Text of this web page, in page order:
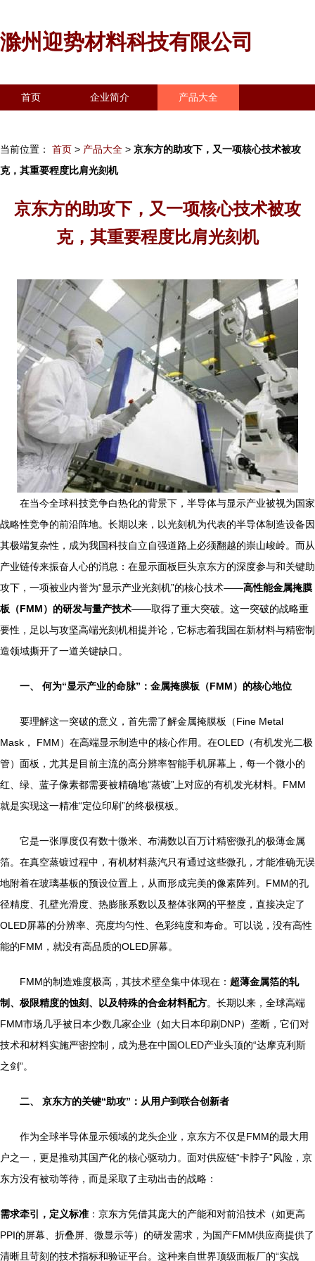
滁州迎势材料科技有限公司
首页 企业简介 产品大全
当前位置： 首页 > 产品大全 > 京东方的助攻下，又一项核心技术被攻
克，其重要程度比肩光刻机
京东方的助攻下，又一项核心技术被攻
克，其重要程度比肩光刻机
在当今全球科技竞争白热化的背景下，半导体与显示产业被视为国家
战略性竞争的前沿阵地。长期以来，以光刻机为代表的半导体制造设备因
其极端复杂性，成为我国科技自立自强道路上必须翻越的崇山峻岭。而从
产业链传来振奋人心的消息：在显示面板巨头京东方的深度参与和关键助
攻下，一项被业内誉为“显示产业光刻机”的核心技术——高性能金属掩膜
板（FMM）的研发与量产技术——取得了重大突破。这一突破的战略重
要性，足以与攻坚高端光刻机相提并论，它标志着我国在新材料与精密制
造领域撕开了一道关键缺口。
一、 何为“显示产业的命脉”：金属掩膜板（FMM）的核心地位
要理解这一突破的意义，首先需了解金属掩膜板（Fine Metal
Mask， FMM）在高端显示制造中的核心作用。在OLED（有机发光二极
管）面板，尤其是目前主流的高分辨率智能手机屏幕上，每一个微小的
红、绿、蓝子像素都需要被精确地“蒸镀”上对应的有机发光材料。FMM
就是实现这一精准“定位印刷”的终极模板。
它是一张厚度仅有数十微米、布满数以百万计精密微孔的极薄金属
箔。在真空蒸镀过程中，有机材料蒸汽只有通过这些微孔，才能准确无误
地附着在玻璃基板的预设位置上，从而形成完美的像素阵列。FMM的孔
径精度、孔壁光滑度、热膨胀系数以及整体张网的平整度，直接决定了
OLED屏幕的分辨率、亮度均匀性、色彩纯度和寿命。可以说，没有高性
能的FMM，就没有高品质的OLED屏幕。
FMM的制造难度极高，其技术壁垒集中体现在： 超薄金属箔的轧
制、极限精度的蚀刻、以及特殊的合金材料配方。长期以来，全球高端
FMM市场几乎被日本少数几家企业（如大日本印刷DNP）垄断，它们对
技术和材料实施严密控制，成为悬在中国OLED产业头顶的“达摩克利斯
之剑”。
二、 京东方的关键“助攻”：从用户到联合创新者
作为全球半导体显示领域的龙头企业，京东方不仅是FMM的最大用
户之一，更是推动其国产化的核心驱动力。面对供应链“卡脖子”风险，京
东方没有被动等待，而是采取了主动出击的战略：
需求牵引，定义标准 ：京东方凭借其庞大的产能和对前沿技术（如更高
PPI的屏幕、折叠屏、微显示等）的研发需求，为国产FMM供应商提供了
清晰且苛刻的技术指标和验证平台。这种来自世界顶级面板厂的“实战